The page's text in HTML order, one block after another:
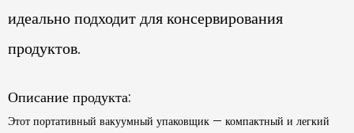
идеально подходит для консервирования
продуктов.
Описание продукта:
Этот портативный вакуумный упаковщик — компактный и легкий